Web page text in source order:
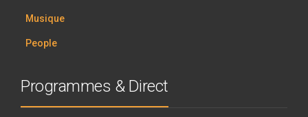
Musique
People
Programmes & Direct